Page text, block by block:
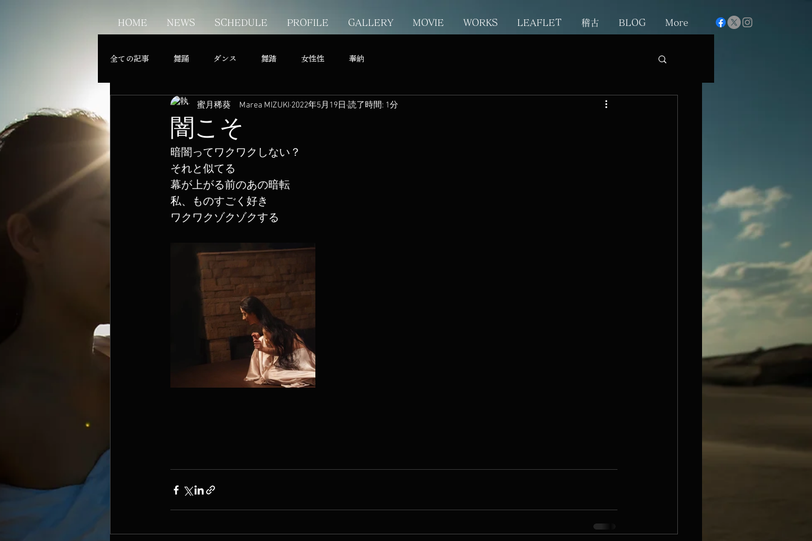
HOME NEWS SCHEDULE PROFILE GALLERY MOVIE WORKS LEAFLET 稽古 BLOG More
全ての記事 舞踊 ダンス 舞踏 女性性 奉納
闇こそ
蜜月稀葵 Marea MIZUKI 2022年5月19日 読了時間: 1分
暗闇ってワクワクしない？
それと似てる
幕が上がる前のあの暗転
私、ものすごく好き
ワクワクゾクゾクする